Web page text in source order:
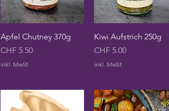
Schnellansicht
Apfel Chutney 370g
Preis
CHF 5.50
inkl. MwSt
Schnellansicht
Kiwi Aufstrich 250g
Preis
CHF 5.00
inkl. MwSt